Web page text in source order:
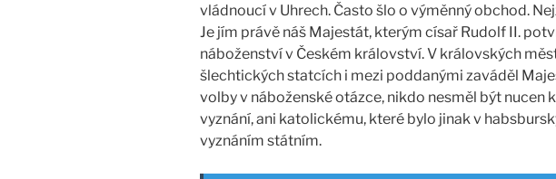
vládnoucí v Uhrech. Často šlo o výměnný obchod.
Je jím právě náš Majestát, kterým císař Rudolf II.
náboženství v Českém království. V královských
šlechtických statcích i mezi poddanými zaváděl
volby v náboženské otázce, nikdo nesměl být nucen
vyznání, ani katolickému, které bylo jinak v
vyznáním státním.